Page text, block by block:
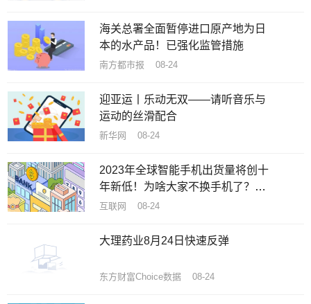
海关总署全面暂停进口原产地为日
本的水产品！已强化监管措施
南方都市报 08-24
迎亚运丨乐动无双——请听音乐与
运动的丝滑配合
新华网 08-24
2023年全球智能手机出货量将创十
年新低！为啥大家不换手机了？机
构揭秘原因
互联网 08-24
大理药业8月24日快速反弹
东方财富Choice数据 08-24